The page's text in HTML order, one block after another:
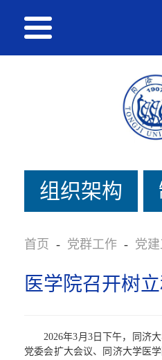
组织架构
首页 - 党群工作 - 党
医学院召开树
2026年3月3日下午，同济
党委会扩大会议、同济大学医